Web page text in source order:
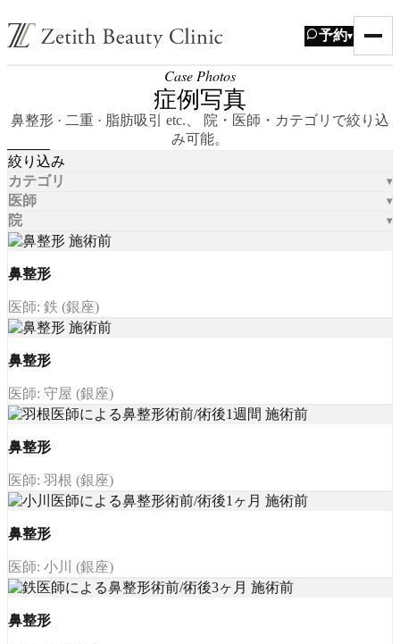
予約▾
Case Photos
症例写真
鼻整形 · 二重 · 脂肪吸引 etc.、 院・医師・カテゴリで絞り込
み可能。
絞り込み
カテゴリ
医師
院
鼻整形
医師: 鉄 (銀座)
鼻整形
医師: 守屋 (銀座)
鼻整形
医師: 羽根 (銀座)
鼻整形
医師: 小川 (銀座)
鼻整形